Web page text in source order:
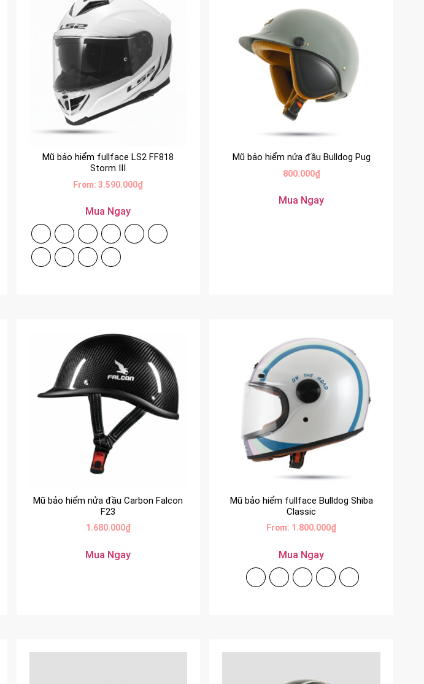
Mũ bảo hiểm fullface LS2 FF818
Storm III
From:3.590.000₫
Mua Ngay
Mũ bảo hiểm nửa đầu Bulldog Pug
800.000₫
Mua Ngay
Mũ bảo hiểm nửa đầu Carbon Falcon
F23
1.680.000₫
Mua Ngay
Mũ bảo hiểm fullface Bulldog Shiba
Classic
From: 1.800.000₫
Mua Ngay